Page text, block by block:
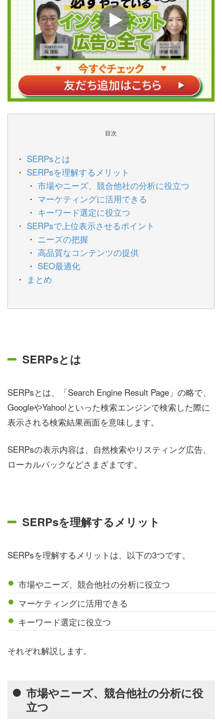
目次
SERPsとは
SERPsを理解するメリット
市場やニーズ、競合他社の分析に役立つ
マーケティングに活用できる
キーワード選定に役立つ
SERPsで上位表示させるポイント
ニーズの把握
高品質なコンテンツの提供
SEO最適化
まとめ
SERPsとは
SERPsとは、「Search Engine Result Page」の略で、
GoogleやYahoo!といった検索エンジンで検索した際に
表示される検索結果画面を意味します。
SERPsの表示内容は、自然検索やリスティング広告、
ローカルパックなどさまざまです。
SERPsを理解するメリット
SERPsを理解するメリットは、以下の3つです。
市場やニーズ、競合他社の分析に役立つ
マーケティングに活用できる
キーワード選定に役立つ
それぞれ解説します。
市場やニーズ、競合他社の分析に役
立つ